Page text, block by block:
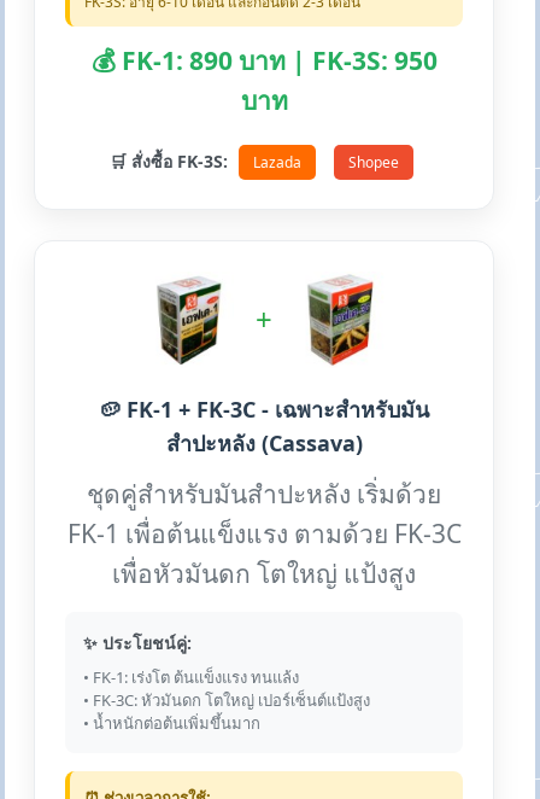
💰 FK-1: 890 บาท | FK-3S: 950
บาท
🛒 สั่งซื้อ FK-3S: Lazada Shopee
+
🥔 FK-1 + FK-3C - เฉพาะสำหรับมัน
สำปะหลัง (Cassava)
ชุดคู่สำหรับมันสำปะหลัง เริ่มด้วย
FK-1 เพื่อต้นแข็งแรง ตามด้วย FK-3C
เพื่อหัวมันดก โตใหญ่ แป้งสูง
✨ ประโยชน์คู่:
• FK-1: เร่งโต ต้นแข็งแรง ทนแล้ง
• FK-3C: หัวมันดก โตใหญ่ เปอร์เซ็นต์แป้งสูง
• น้ำหนักต่อต้นเพิ่มขึ้นมาก